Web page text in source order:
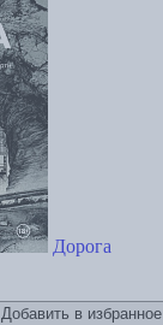
Дорога
Добавить в избранное